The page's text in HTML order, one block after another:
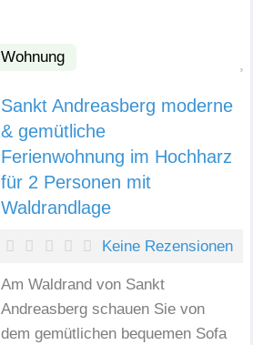
Wohnung
Sankt Andreasberg moderne
& gemütliche
Ferienwohnung im Hochharz
für 2 Personen mit
Waldrandlage
Keine Rezensionen
Am Waldrand von Sankt
Andreasberg schauen Sie von
dem gemütlichen bequemen Sofa